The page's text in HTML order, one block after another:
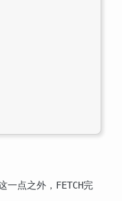
一点之外， FETCH完